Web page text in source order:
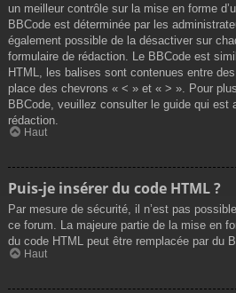
un meilleur contrôle sur la mise en forme
BBCode est déterminée par les
également possible de la désactiver sur
formulaire de rédaction. Le BBCode est
HTML, les balises sont contenues entre
place des chevrons « < » et « > ». Pour
BBCode, veuillez consulter le guide qui est
rédaction.
Haut
Puis-je insérer du code HTML ?
Par mesure de sécurité, il n’est pas
ce forum. La majeure partie de la mise en
du code HTML peut être remplacée par du
Haut